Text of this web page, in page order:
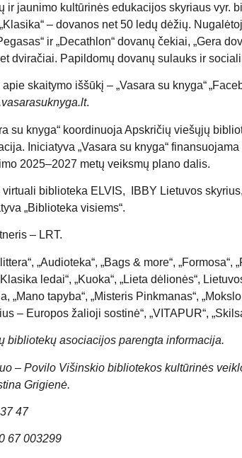
ir jaunimo kultūrinės edukacijos skyriaus vyr.
– dovanos net 50 ledų dėžių.
ir „Decathlon“ dovanų čekiai, „Gera
dviračiai. Papildomų dovanų sulauks ir
skaitymo iššūkį – „Vasara su knyga“ „
.
su knyga“ koordinuoja Apskričių viešųjų
Iniciatyva „Vasara su knyga“
2025–2027 metų veiksmų plano dalis.
virtuali biblioteka ELVIS, IBBY Lietuvos skyrius,
„Biblioteka visiems“.
– LRT.
„Audioteka“, „Bags & more“, „Formosa“,
ledai“, „Kuoka“, „Lieta dėlionės“,
, „Mano tapyba“, „Misteris Pinkmanas“,
– Europos žalioji sostinė“, „VITAPUR“,
bibliotekų asociacijos parengta informacija.
– Povilo Višinskio bibliotekos kultūrinės
Grigienė.
47
67 003299